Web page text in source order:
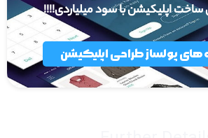
ساخت اپلیکیشن با سود میلیاردی!!!!
های پولساز طراحی اپلیکیشن